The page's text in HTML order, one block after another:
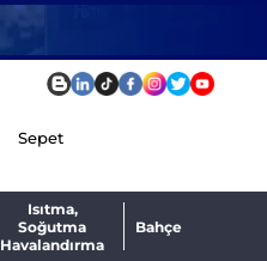
Sepet
Isıtma,
Soğutma
Havalandırma
Bahçe